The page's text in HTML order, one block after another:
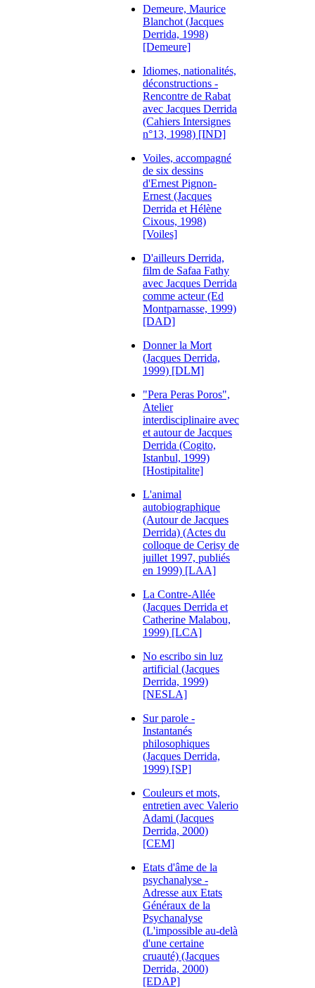
Demeure, Maurice
Blanchot (Jacques
Derrida, 1998)
[Demeure]
Idiomes, nationalités,
déconstructions -
Rencontre de Rabat
avec Jacques Derrida
(Cahiers Intersignes
n°13, 1998) [IND]
Voiles, accompagné
de six dessins
d'Ernest Pignon-
Ernest (Jacques
Derrida et Hélène
Cixous, 1998)
[Voiles]
D'ailleurs Derrida,
film de Safaa Fathy
avec Jacques Derrida
comme acteur (Ed
Montparnasse, 1999)
[DAD]
Donner la Mort
(Jacques Derrida,
1999) [DLM]
"Pera Peras Poros",
Atelier
interdisciplinaire avec
et autour de Jacques
Derrida (Cogito,
Istanbul, 1999)
[Hostipitalite]
L'animal
autobiographique
(Autour de Jacques
Derrida) (Actes du
colloque de Cerisy de
juillet 1997, publiés
en 1999) [LAA]
La Contre-Allée
(Jacques Derrida et
Catherine Malabou,
1999) [LCA]
No escribo sin luz
artificial (Jacques
Derrida, 1999)
[NESLA]
Sur parole -
Instantanés
philosophiques
(Jacques Derrida,
1999) [SP]
Couleurs et mots,
entretien avec Valerio
Adami (Jacques
Derrida, 2000)
[CEM]
Etats d'âme de la
psychanalyse -
Adresse aux Etats
Généraux de la
Psychanalyse
(L'impossible au-delà
d'une certaine
cruauté) (Jacques
Derrida, 2000)
[EDAP]